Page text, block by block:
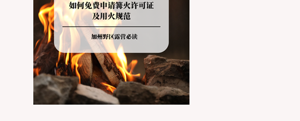
物政策管辖权迷雾：狗狗到底能去哪
里？ 加州的户外区域由不同的政府机构
管理，其核心保护目标决定了宠物政策
的严格程度。我们可以将其视为一条“从
严到宽”的鄙视链： 1. 极其严格：国家公
园 (National Parks) & 州立公园 (State
Parks) 政策基调： 优先保护原始生态与
野生动物。 实际规定： 在优胜美地、红